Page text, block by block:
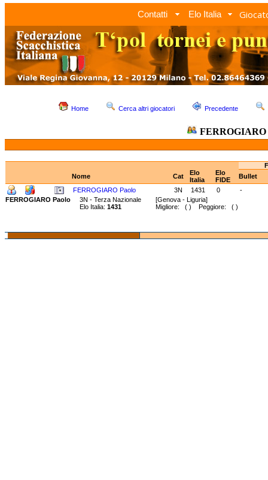
Contatti Elo Italia
Home Cerca altri giocatori Precedente
FERROGIARO
Nome
Cat
Elo
Italia
Elo
FIDE
Bullet
FERROGIARO Paolo
3N 1431 0
-
FERROGIARO Paolo
3N - Terza Nazionale [Genova - Liguria]
Elo Italia: 1431 Migliore: ( ) Peggiore: ( )